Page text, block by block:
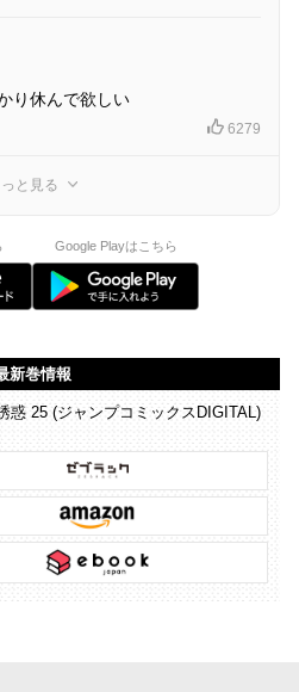
り休んで欲しい
6279
っと見る
Google Playはこちら
新巻情報
惑 25 (ジャンプコミックスDIGITAL)